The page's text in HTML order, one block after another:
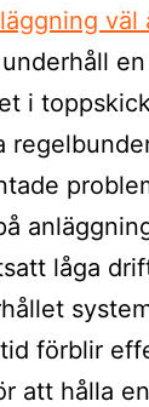
väl
i
låga
förblir
att hålla